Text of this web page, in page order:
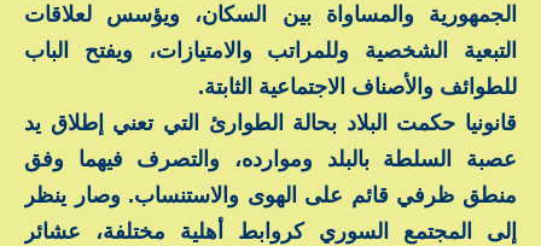
الجمهورية والمساواة بين السكان، ويؤسس لعلاقات
التبعية الشخصية وللمراتب والامتيازات، ويفتح الباب
للطوائف والأصناف الاجتماعية الثابتة.
قانونيا حكمت البلاد بحالة الطوارئ التي تعني إطلاق يد
عصبة السلطة بالبلد وموارده، والتصرف فيهما وفق
منطق ظرفي قائم على الهوى والاستنساب. وصار ينظر
إلى المجتمع السوري كروابط أهلية مختلفة، عشائر